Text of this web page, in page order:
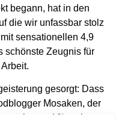
(EU)
& PARTNERS
begann, hat in den
die wir unfassbar stolz
sensationellen 4,9
schönste Zeugnis für
gesorgt: Dass
Mosaken, der
hat und für seine